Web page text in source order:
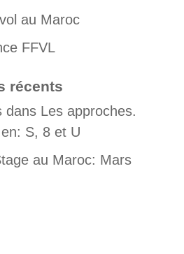
au Maroc
FFVL
récents
dans Les approches.
S, 8 et U
au Maroc: Mars